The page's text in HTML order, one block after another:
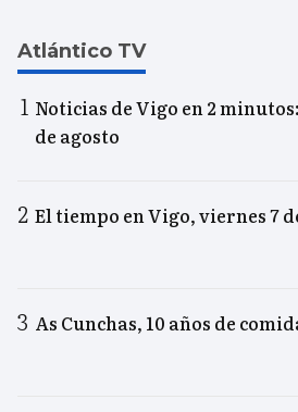
Atlántico TV
Noticias de Vigo en 2
de agosto
El tiempo en Vigo, viernes 7
As Cunchas, 10 años de